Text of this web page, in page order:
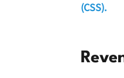
(CSS).